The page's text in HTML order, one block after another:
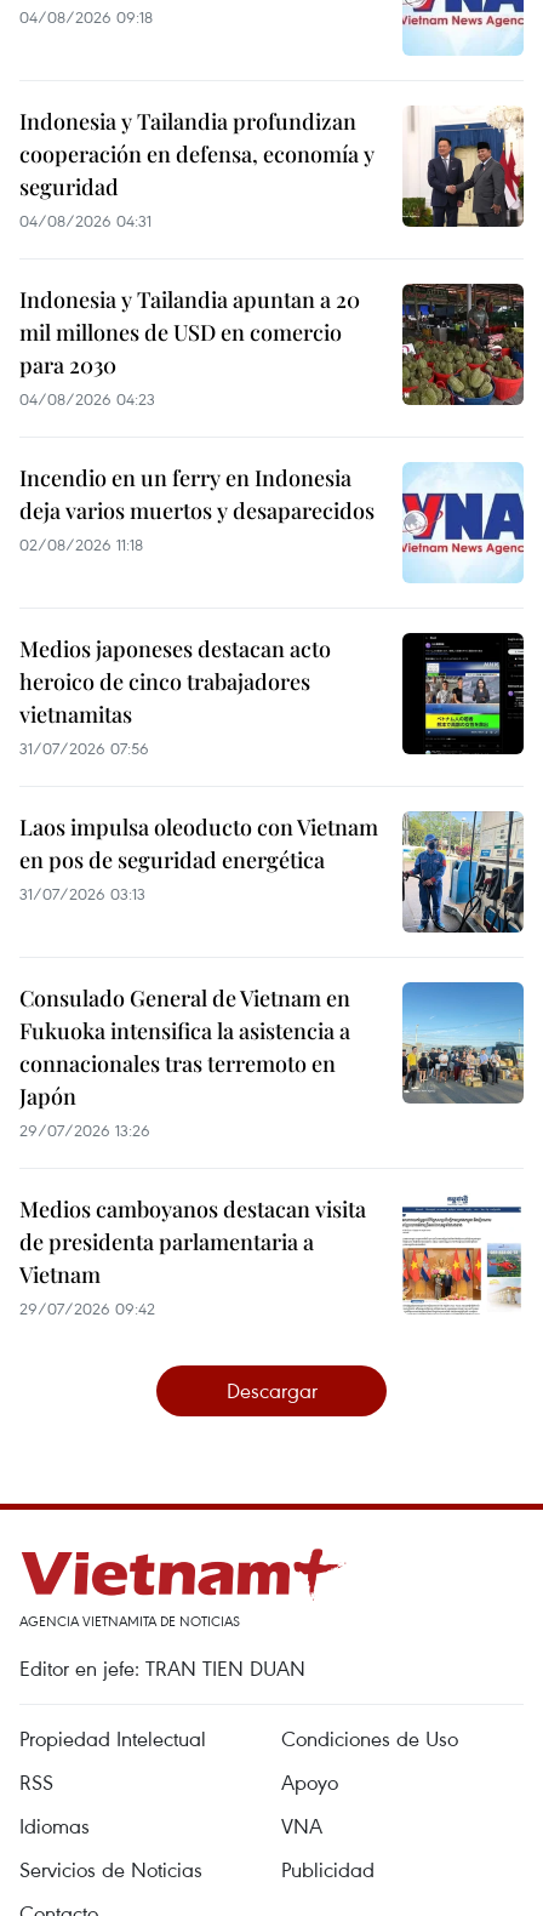
04/08/2026 09:18
Indonesia y Tailandia profundizan
cooperación en defensa, economía y
seguridad
04/08/2026 04:31
Indonesia y Tailandia apuntan a 20
mil millones de USD en comercio
para 2030
04/08/2026 04:23
Incendio en un ferry en Indonesia
deja varios muertos y desaparecidos
02/08/2026 11:18
Medios japoneses destacan acto
heroico de cinco trabajadores
vietnamitas
31/07/2026 07:56
Laos impulsa oleoducto con Vietnam
en pos de seguridad energética
31/07/2026 03:13
Consulado General de Vietnam en
Fukuoka intensifica la asistencia a
connacionales tras terremoto en
Japón
29/07/2026 13:26
Medios camboyanos destacan visita
de presidenta parlamentaria a
Vietnam
29/07/2026 09:42
Descargar
AGENCIA VIETNAMITA DE NOTICIAS
Editor en jefe: TRAN TIEN DUAN
Propiedad Intelectual
Condiciones de Uso
RSS
Apoyo
Idiomas
VNA
Servicios de Noticias
Publicidad